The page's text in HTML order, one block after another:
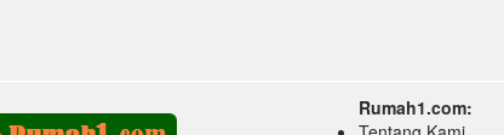
Rumah1.com: